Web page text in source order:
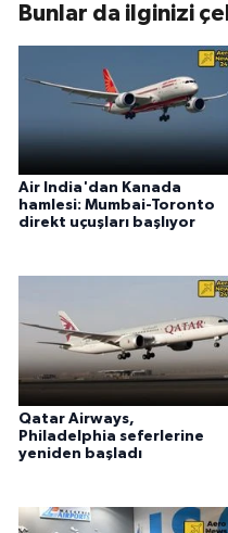
Bunlar da ilginizi
Air India'dan Kanada
hamlesi: Mumbai-Toronto
direkt uçuşları başlıyor
Qatar Airways,
Philadelphia seferlerine
yeniden başladı